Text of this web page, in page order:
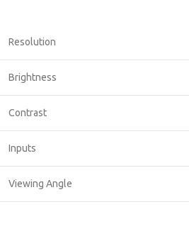
Resolution
Brightness
Contrast
Inputs
Viewing Angle